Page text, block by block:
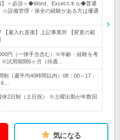
】＜必須＞◆Word、Excelスキル◆普通
☆設備管理・保全の経験がある方は優遇
【雇入れ直後】上記事業所 【変更の範
円（一律手当含む）※年齢・経験を考
※試用期間6ヶ月（待遇…
制（週平均40時間以内）08：00～17：
2日制（土日祝） ※土曜出勤が年数回
気になる